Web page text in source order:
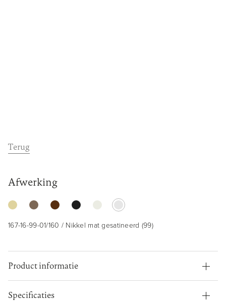
Terug
Afwerking
167-16-99-01/160 / Nikkel mat gesatineerd (99)
Product informatie
Specificaties